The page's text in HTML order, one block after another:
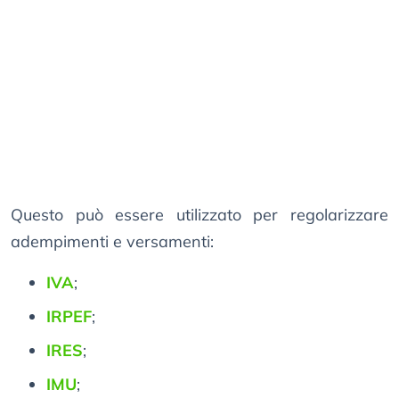
Questo può essere utilizzato per regolarizzare
adempimenti e versamenti:
IVA;
IRPEF;
IRES;
IMU;